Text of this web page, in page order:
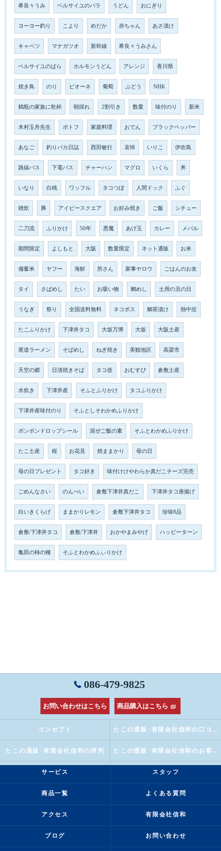
希良々うみ ベルサイユのバラ うどん おにぎり
ヨーヨー釣り こより めだか 赤ちゃん あさ漬け
キャベツ マナガツオ 新幹線 希良々うみさん
ベルサイユのばら ホルモンうどん アレンジ 香川県
焼き鳥 のり ピオーネ 葡萄 ぶどう NHK
鶴瓶の家族に乾杯 朝採れ 2割引き 数量 味付のり 新米
木村玉舟先生 ポトフ 家庭料理 おでん ブラックペッパー
あなご 釣りバカ日誌 西田敏行 哀悼 いりこ 伊吹島
路線バス 下電バス チャーハン マグロ いくら 丼
いなり 白桃 ワッフル タコつぼ 人間ドック ふぐ
雑炊 豚 アイビースクエア お好み焼き ご飯 シチュー
二刀流 ふりかけ 50年 悪魔 あげ玉 カレー メバル
期間限定 よしもと 大阪 数量限定 ネット通販 お米
備蓄米 ヤフー 海鮮 所さん 家事ヤロウ ごはんのお友
タイ さばめし たい お吸い物 鯛めし 土用の丑の日
うなぎ 祭り 全国送料無料 ネコポス 鯛茶漬け 熱中症
たこふりかけ 下津井タコ 大坂万博 大坂 大阪土産
尾道ラーメン そばめし ねぎ焼き 美観地区 高梁市
天空の郷 日清焼きそば タコ壺 おむすび 倉敷土産
水炊き 下津井産 そふとふりかけ タコふりかけ
下津井産味付のり そふとしそわかめふりかけ
ボンボンドロップシール 混ぜご飯の素 そふとわかめふりかけ
たこ土産 桜 お花見 焼ままかり 母の日
母の日プレゼント タコ好き 味付けけやわらか真だこチーズ完売
ごめんなさい のんべい 倉敷下津井真だこ 下津井タコ唐揚げ
白いきくらげ ままかりレモン 倉敷下津井タコ 珍味8品
倉敷/下津井タコ 倉敷/下津井 おかやまみやげ ハッピーターン
亀田の柿の種 そふとわかめふぃりかけ
086-479-9825
お問い合わせはこちら 商品購入はこちら
コンセプト たこの通販･有限会社信和の口コミ情報
たこの通販･有限会社信和の評判 たこの通販･有限会社信和のお客様の声
サービス スタッフ
商品一覧 よくある質問
アクセス 有限会社信和
ブログ お問い合わせ